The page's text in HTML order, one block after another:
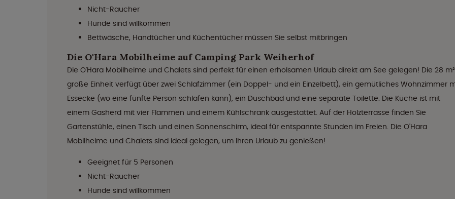
Nicht-Raucher
Hunde sind willkommen
Bettwäsche, Handtücher und Küchentücher müssen Sie selbst mitbringen
Die O'Hara Mobilheime auf Camping Park Weiherhof
Die O'Hara Mobilheime und Chalets sind perfekt für einen erholsamen Urlaub direkt am See gelegen! Die 28 m²
große Einheit verfügt über zwei Schlafzimmer (ein Doppel- und ein Einzelbett), ein gemütliches Wohnzimmer
Essecke (wo eine fünfte Person schlafen kann), ein Duschbad und eine separate Toilette. Die Küche ist mit
einem Gasherd mit vier Flammen und einem Kühlschrank ausgestattet. Auf der Holzterrasse finden Sie
Gartenstühle, einen Tisch und einen Sonnenschirm, ideal für entspannte Stunden im Freien. Die O'Hara
Mobilheime und Chalets sind ideal gelegen, um Ihren Urlaub zu genießen!
Geeignet für 5 Personen
Nicht-Raucher
Hunde sind willkommen